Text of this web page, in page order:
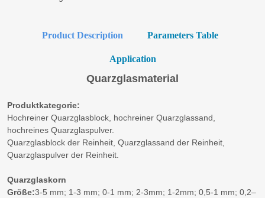
Product Description Parameters Table
Application
Quarzglasmaterial
Produktkategorie:
Hochreiner Quarzglasblock, hochreiner Quarzglassand,
hochreines Quarzglaspulver.
Quarzglasblock der Reinheit, Quarzglassand der Reinheit,
Quarzglaspulver der Reinheit.
Quarzglaskorn
Größe:3-5 mm; 1-3 mm; 0-1 mm; 2-3mm; 1-2mm; 0,5-1 mm; 0,2–